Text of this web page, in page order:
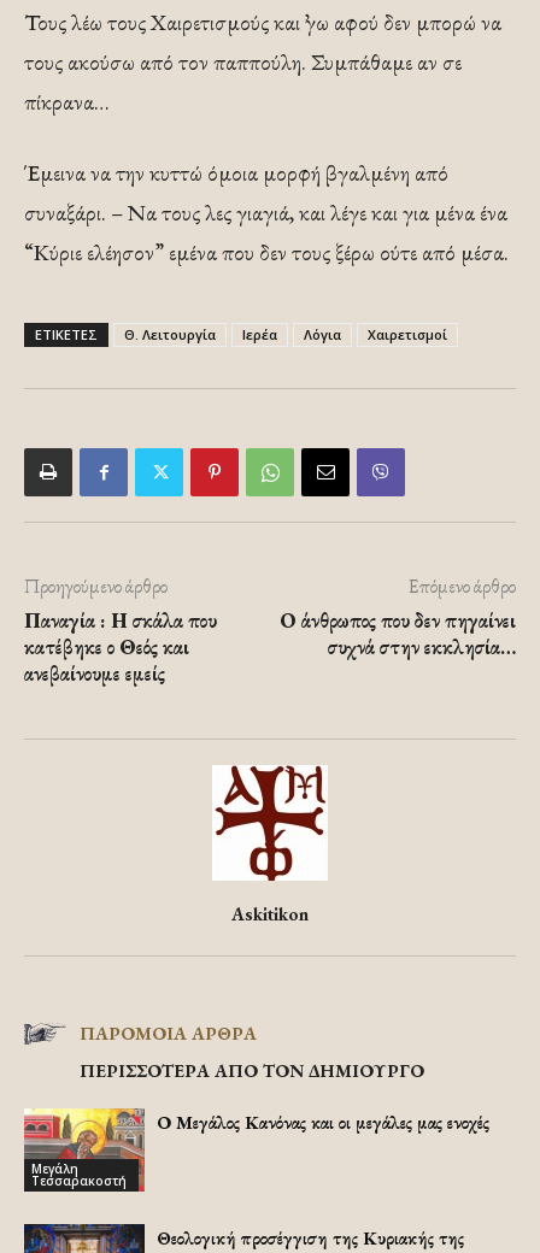
Τους λέω τους Χαιρετισμούς και ᾽γω αφού δεν μπορώ να
τους ακούσω από τον παππούλη. Συμπάθαμε αν σε
πίκρανα…
Έμεινα να την κυττώ όμοια μορφή βγαλμένη από
συναξάρι. – Να τους λες γιαγιά, και λέγε και για μένα ένα
“Κύριε ελέησον” εμένα που δεν τους ξέρω ούτε από μέσα.
ΕΤΙΚΕΤΕΣ Θ. Λειτουργία Ιερέα Λόγια Χαιρετισμοί
Προηγούμενο άρθρο
Παναγία : Η σκάλα που
κατέβηκε ο Θεός και
ανεβαίνουμε εμείς
Επόμενο άρθρο
Ο άνθρωπος που δεν πηγαίνει
συχνά στην εκκλησία…
Askitikon
ΠΑΡΟΜΟΙΑ ΑΡΘΡΑ
ΠΕΡΙΣΣΟΤΕΡΑ ΑΠΟ ΤΟΝ ΔΗΜΙΟΥΡΓΟ
Μεγάλη
Τεσσαρακοστή
Ο Μεγάλος Κανόνας και οι μεγάλες μας ενοχές
Θεολογική προσέγγιση της Κυριακής της